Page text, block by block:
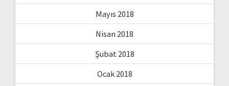
Mayıs 2018
Nisan 2018
Şubat 2018
Ocak 2018